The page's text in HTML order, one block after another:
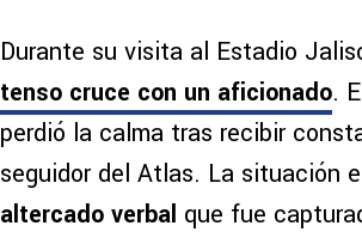
Durante su visita al Estadio
tenso cruce con un aficionado.
perdió la calma tras recibir
seguidor del Atlas. La situación
altercado verbal que fue